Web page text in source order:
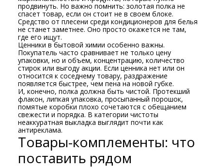
продвинуть. Но важно помнить: золотая полка не
спасет товар, если он стоит не в своем блоке.
Средство от плесени среди кондиционеров для белья
не станет заметнее. Оно просто окажется не там,
где его ищут.
Ценники в бытовой химии особенно важны.
Покупатель часто сравнивает не только цену
упаковки, но и объем, концентрацию, количество
стирок или выгоду акции. Если ценника нет или он
относится к соседнему товару, раздражение
появляется быстрее, чем пена на новой губке.
И, конечно, полка должна быть чистой. Протекший
флакон, липкая упаковка, просыпанный порошок,
помятые коробки плохо сочетаются с обещанием
свежести и порядка. В категории чистоты
неаккуратная выкладка выглядит почти как
антиреклама.
Товары-комплементы: что
поставить рядом